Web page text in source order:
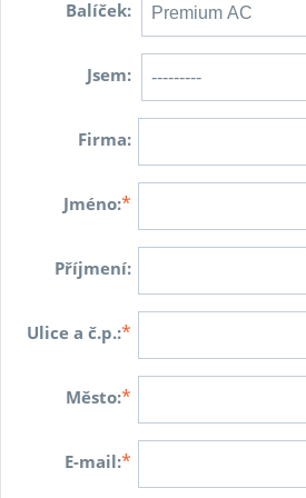
Balíček:
Jsem:
Firma:
Jméno:*
Příjmení:
Ulice a č.p.:*
Město:*
E-mail:*